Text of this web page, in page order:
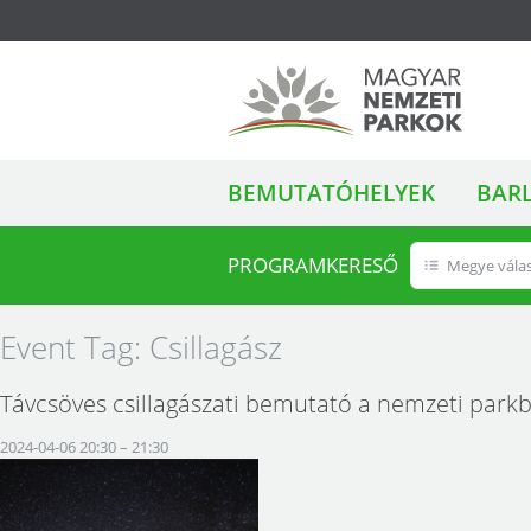
Magyar Nemzeti
Parkok
ALMENÜ
BEMUTATÓHELYEK
PROGRAMKERESŐ Megye
Event Tag: Csillagász
Távcsöves csillagászati bemutató a nemzeti
2024-04-06 20:30– 21:30